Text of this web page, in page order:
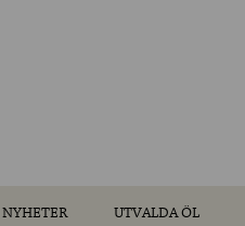
NYHETER UTVALDA ÖL